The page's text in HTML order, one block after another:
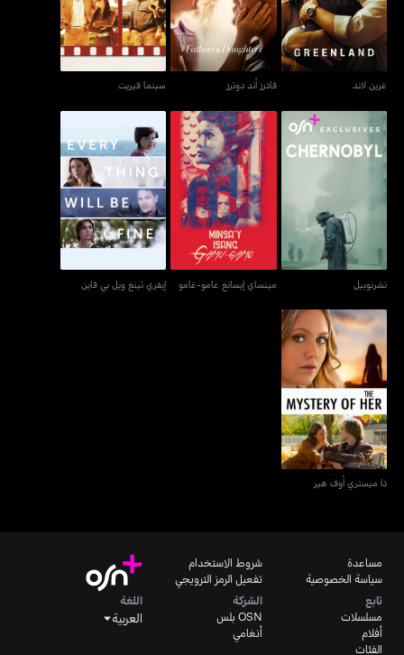
غرين لاند فاذرز أند دوترز سينما فيريت
تشرنوبيل
مينساي إيسانغ غامو-غامو
مينساي إيسانغ غامو-غامو
إيفري ثينغ ويل بي فاين
إيفري ثينغ ويل بي فاين
ذا ميستري أوف هير
ذا ميستري أوف هير
مساعدة
سياسة الخصوصية
شروط الاستخدام
تفعيل الرمز الترويجي
تابع
مسلسلات
أفلام
الفئات
الشركة
OSN بلس
أنغامي
اللغة
العربية